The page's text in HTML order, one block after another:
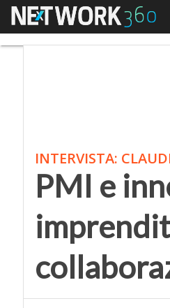
Menu
INTERVISTA:
PMI e